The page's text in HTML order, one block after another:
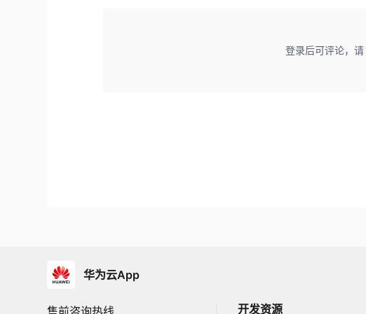
登录后可评论，请
华为云App
售前咨询热线 开发资源